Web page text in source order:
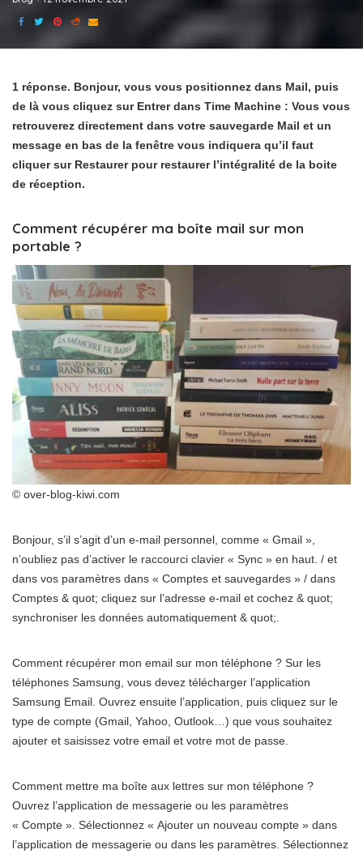
1 réponse. Bonjour, vous vous positionnez dans Mail, puis
de là vous cliquez sur Entrer dans Time Machine : Vous vous
retrouverez directement dans votre sauvegarde Mail et un
message en bas de la fenêtre vous indiquera qu’il faut
cliquer sur Restaurer pour restaurer l’intégralité de la boite
de réception.
Comment récupérer ma boîte mail sur mon
portable ?
© over-blog-kiwi.com
Bonjour, s’il s’agit d’un e-mail personnel, comme « Gmail »,
n’oubliez pas d’activer le raccourci clavier « Sync » en haut. / et
dans vos paramètres dans « Comptes et sauvegardes » / dans
Comptes & quot; cliquez sur l’adresse e-mail et cochez & quot;
synchroniser les données automatiquement & quot;.
Comment récupérer mon email sur mon téléphone ? Sur les
téléphones Samsung, vous devez télécharger l’application
Samsung Email. Ouvrez ensuite l’application, puis cliquez sur le
type de compte (Gmail, Yahoo, Outlook…) que vous souhaitez
ajouter et saisissez votre email et votre mot de passe.
Comment mettre ma boîte aux lettres sur mon téléphone ?
Ouvrez l’application de messagerie ou les paramètres
« Compte ». Sélectionnez « Ajouter un nouveau compte » dans
l’application de messagerie ou dans les paramètres. Sélectionnez